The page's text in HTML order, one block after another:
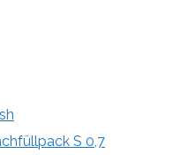
S 0,7